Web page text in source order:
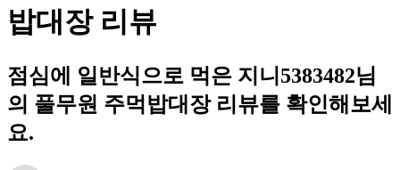
밥대장 리뷰
점심에 일반식으로 먹은 지니5383482님
의 풀무원 주먹밥대장 리뷰를 확인해보세
요.